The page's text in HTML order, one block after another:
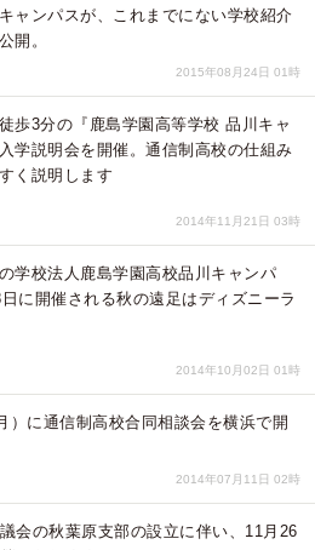
ャンパスが、これまでにない学校紹介
開。
2015年08月24日 01時
歩3分の『鹿島学園高等学校 品川キャ
学説明会を開催。通信制高校の仕組み
く説明します
2014年11月21日 03時
学校法人鹿島学園高校品川キャンパ
に開催される秋の遠足はディズニーラ
2014年10月02日 01時
）に通信制高校合同相談会を横浜で開
2014年07月11日 02時
会の秋葉原支部の設立に伴い、11月26